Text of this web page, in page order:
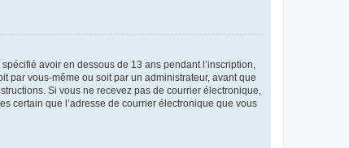
avoir en dessous de 13 ans pendant l’inscription,
par vous-même ou soit par un administrateur, avant que
Si vous ne recevez pas de courrier électronique,
certain que l’adresse de courrier électronique que vous